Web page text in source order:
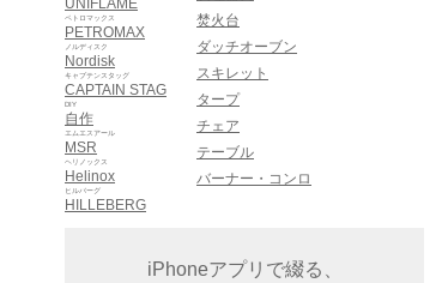
UNIFLAME
PETROMAX
ペトロマックス
Nordisk
ノルディスク
CAPTAIN STAG
キャプテンスタッグ
自作
DIY
MSR
エムエスアール
Helinox
ヘリノックス
HILLEBERG
ヒルバーグ
焚火台
ダッチオーブン
スキレット
タープ
チェア
テーブル
バーナー・コンロ
iPhoneアプリで綴る、